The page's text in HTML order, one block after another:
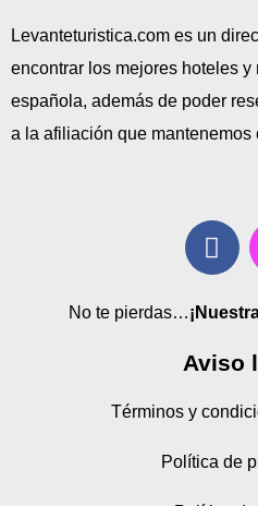
Levanteturistica.com es un
encontrar los mejores hoteles y
española, además de poder
a la afiliación que mantenemos
No te pierdas…
Aviso
Términos y
Política de